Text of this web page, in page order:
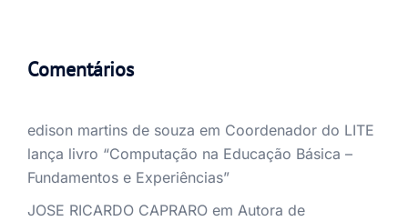
Comentários
edison martins de souza em Coordenador do LITE
lança livro “Computação na Educação Básica –
Fundamentos e Experiências”
JOSE RICARDO CAPRARO em Autora de